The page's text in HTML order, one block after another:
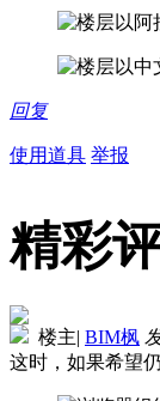
回复
使用道具 举报
精彩
楼主| BIM枫
这时，如果希望